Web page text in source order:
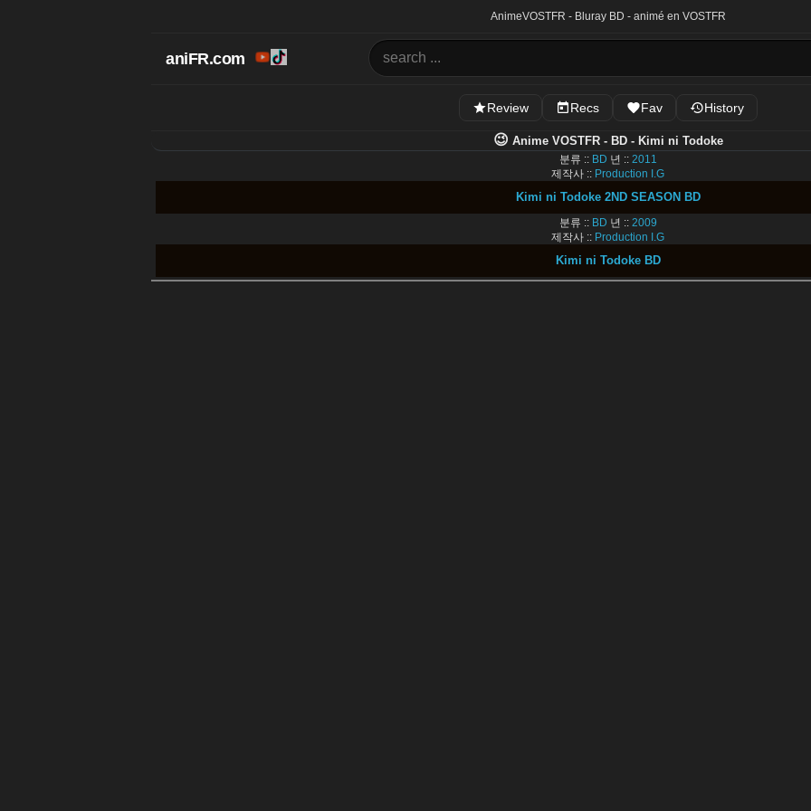
AnimeVOSTFR - Bluray BD - animé en VOSTFR
aniFR.com
Review Recs Fav History
😉 Anime VOSTFR - BD - Kimi ni Todoke
분류 :: BD 년 :: 2011
제작사 :: Production I.G
Kimi ni Todoke 2ND SEASON BD
분류 :: BD 년 :: 2009
제작사 :: Production I.G
Kimi ni Todoke BD